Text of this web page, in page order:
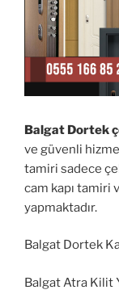
Balgat Dortek
ve güvenli
tamiri sadece
cam kapı tamiri
yapmaktadır.
Balgat Dortek
Balgat Atra Kilit